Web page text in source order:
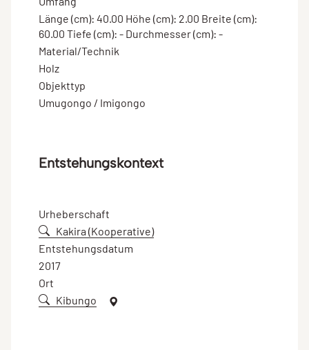
Länge (cm): 40.00 Höhe (cm): 2.00 Breite (cm):
60.00 Tiefe (cm): - Durchmesser (cm): -
Material/Technik
Holz
Objekttyp
Umugongo / Imigongo
Entstehungskontext
Urheberschaft
Kakira (Kooperative)
Entstehungsdatum
2017
Ort
Kibungo